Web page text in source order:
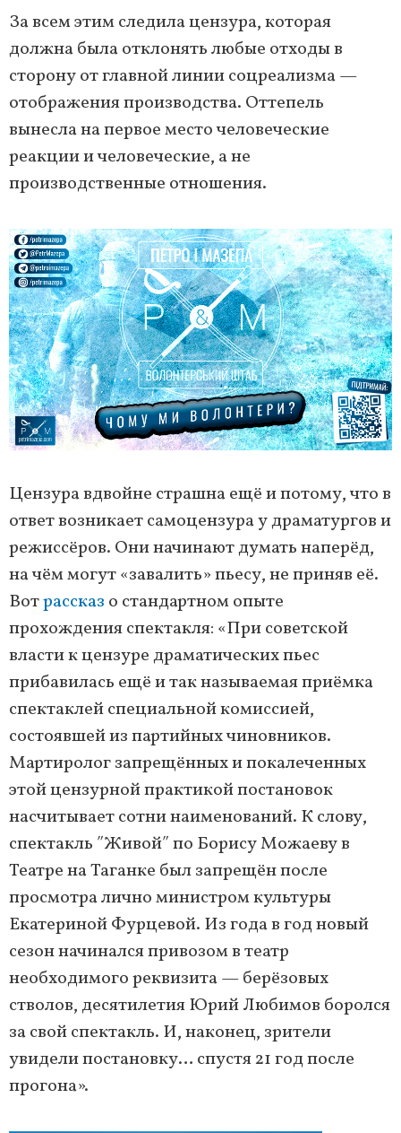
За всем этим следила цензура, которая
должна была отклонять любые отходы в
сторону от главной линии соцреализма —
отображения производства. Оттепель
вынесла на первое место человеческие
реакции и человеческие, а не
производственные отношения.
Цензура вдвойне страшна ещё и потому, что в
ответ возникает самоцензура у драматургов и
режиссёров. Они начинают думать наперёд,
на чём могут «завалить» пьесу, не приняв её.
Вотрассказ о стандартном опыте
прохождения спектакля: «При советской
власти к цензуре драматических пьес
прибавилась ещё и так называемая приёмка
спектаклей специальной комиссией,
состоявшей из партийных чиновников.
Мартиролог запрещённых и покалеченных
этой цензурной практикой постановок
насчитывает сотни наименований. К слову,
спектакль ʺЖивойʺ по Борису Можаеву в
Театре на Таганке был запрещён после
просмотра лично министром культуры
Екатериной Фурцевой. Из года в год новый
сезон начинался привозом в театр
необходимого реквизита — берёзовых
стволов, десятилетия Юрий Любимов боролся
за свой спектакль. И, наконец, зрители
увидели постановку… спустя 21 год после
прогона».